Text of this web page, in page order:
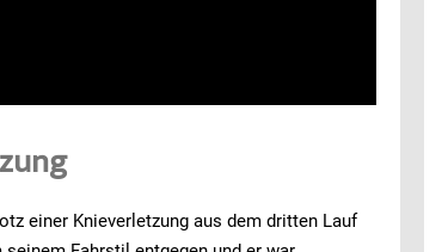
einer Knieverletzung aus dem dritten Lauf